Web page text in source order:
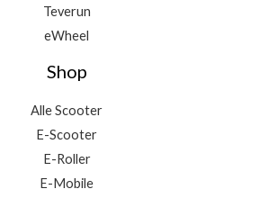
Teverun
eWheel
Shop
Alle Scooter
E-Scooter
E-Roller
E-Mobile